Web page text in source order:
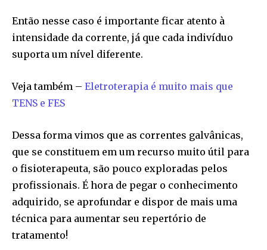
Então nesse caso é importante ficar atento à
intensidade da corrente, já que cada indivíduo
suporta um nível diferente.
Veja também – Eletroterapia é muito mais que
TENS e FES
Dessa forma vimos que as correntes galvânicas,
que se constituem em um recurso muito útil para
o fisioterapeuta, são pouco exploradas pelos
profissionais. É hora de pegar o conhecimento
adquirido, se aprofundar e dispor de mais uma
técnica para aumentar seu repertório de
tratamento!